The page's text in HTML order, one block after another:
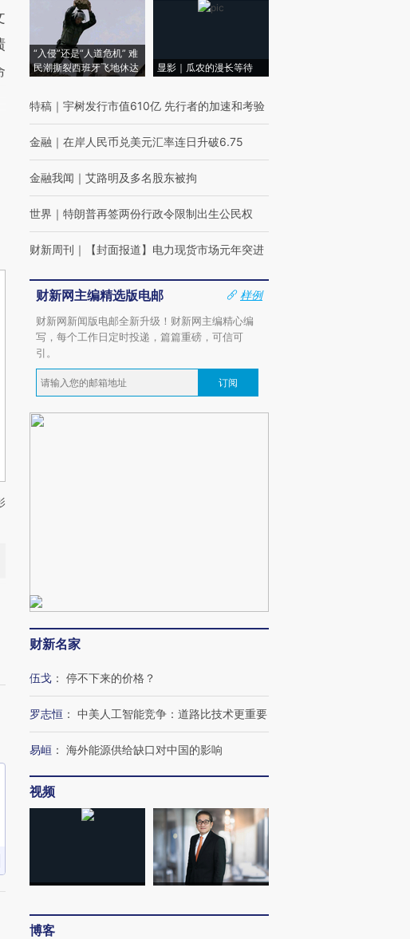
“入侵”还是“人道危机” 难
民潮撕裂西班牙飞地休达
显影｜瓜农的漫长等待
特稿 ｜ 宇树发行市值610亿 先行者的加速和考验
金融 ｜ 在岸人民币兑美元汇率连日升破6.75
金融我闻 ｜ 艾路明及多名股东被拘
世界 ｜ 特朗普再签两份行政令限制出生公民权
财新周刊 ｜ 【封面报道】电力现货市场元年突进
财新网主编精选版电邮
样例
财新网新闻版电邮全新升级！财新网主编精心编
写，每个工作日定时投递，篇篇重磅，可信可
引。
订阅
财新名家
伍戈 ： 停不下来的价格？
罗志恒 ： 中美人工智能竞争：道路比技术更重要
易峘 ： 海外能源供给缺口对中国的影响
视频
博客